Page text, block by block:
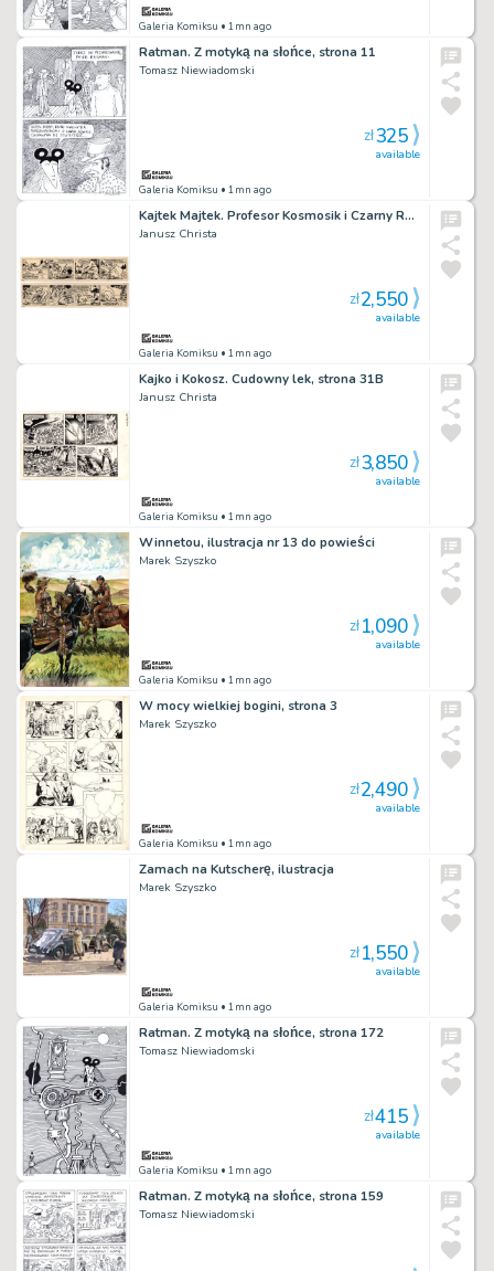
Galeria Komiksu • 1mn ago
Ratman. Z motyką na słońce, strona 11
Tomasz Niewiadomski
Galeria Komiksu • 1mn ago
available
zł325
Kajtek Majtek. Profesor Kosmosik i Czarny Rycerz, komplet dwóch pasków
Janusz Christa
Galeria Komiksu • 1mn ago
available
zł2,550
Kajko i Kokosz. Cudowny lek, strona 31B
Janusz Christa
Galeria Komiksu • 1mn ago
available
zł3,850
Winnetou, ilustracja nr 13 do powieści
Marek Szyszko
Galeria Komiksu • 1mn ago
available
zł1,090
W mocy wielkiej bogini, strona 3
Marek Szyszko
Galeria Komiksu • 1mn ago
available
zł2,490
Zamach na Kutscherę, ilustracja
Marek Szyszko
Galeria Komiksu • 1mn ago
available
zł1,550
Ratman. Z motyką na słońce, strona 172
Tomasz Niewiadomski
Galeria Komiksu • 1mn ago
available
zł415
Ratman. Z motyką na słońce, strona 159
Tomasz Niewiadomski